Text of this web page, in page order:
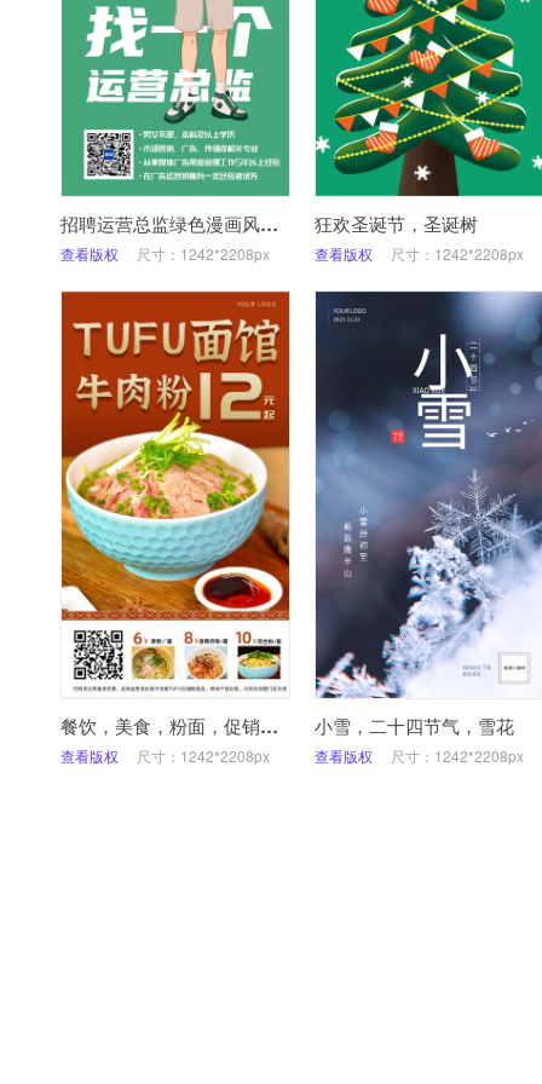
招聘运营总监绿色漫画风海报
查看版权 尺寸：1242*2208px
狂欢圣诞节，圣诞树
查看版权 尺寸：1242*2208px
餐饮，美食，粉面，促销，手机海报
查看版权 尺寸：1242*2208px
小雪，二十四节气，雪花
查看版权 尺寸：1242*2208px